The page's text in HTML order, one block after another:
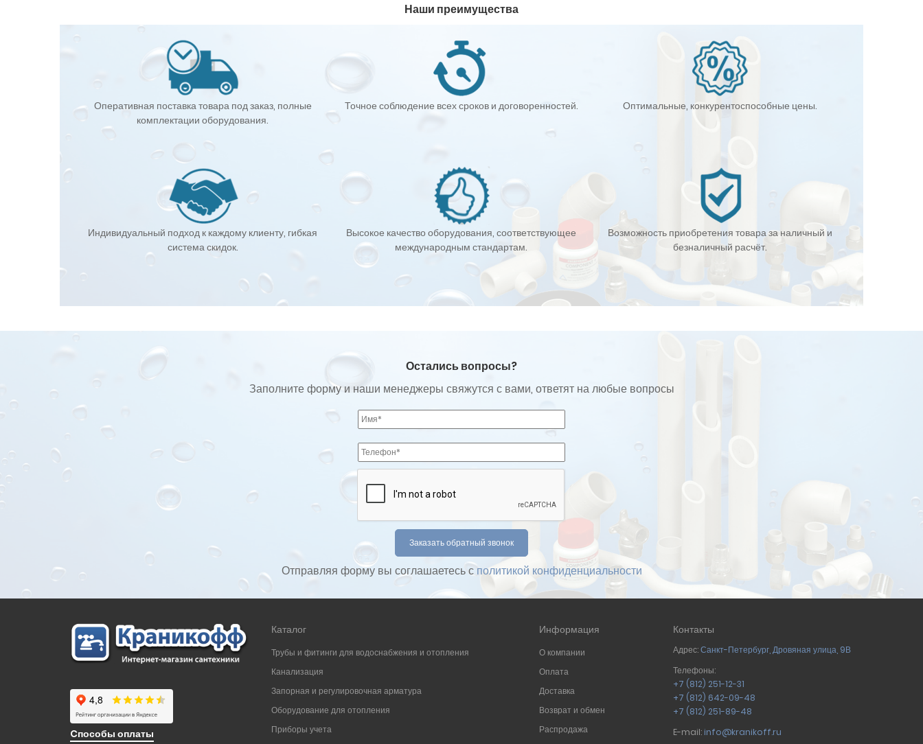
Наши преимущества
Оперативная поставка товара под заказ, полные
комплектации оборудования.
Точное соблюдение всех сроков и договоренностей. Оптимальные, конкурентоспособные цены.
Индивидуальный подход к каждому клиенту, гибкая
система скидок.
Высокое качество оборудования, соответствующее
международным стандартам.
Возможность приобретения товара за наличный и
безналичный расчёт.
Остались вопросы?
Заполните форму и наши менеджеры свяжутся с вами, ответят на любые вопросы
Отправляя форму вы соглашаетесь с политикой конфиденциальности
Cпособы оплаты
Каталог
Трубы и фитинги для водоснабжения и отопления
Канализация
Запорная и регулировочная арматура
Оборудование для отопления
Приборы учета
Информация
О компании
Оплата
Доставка
Возврат и обмен
Распродажа
Контакты
Адрес:Санкт-Петербург, Дровяная улица, 9В
Телефоны:
+7 (812) 251-12-31
+7 (812) 642-09-48
+7 (812) 251-89-48
E-mail: info@kranikoff.ru